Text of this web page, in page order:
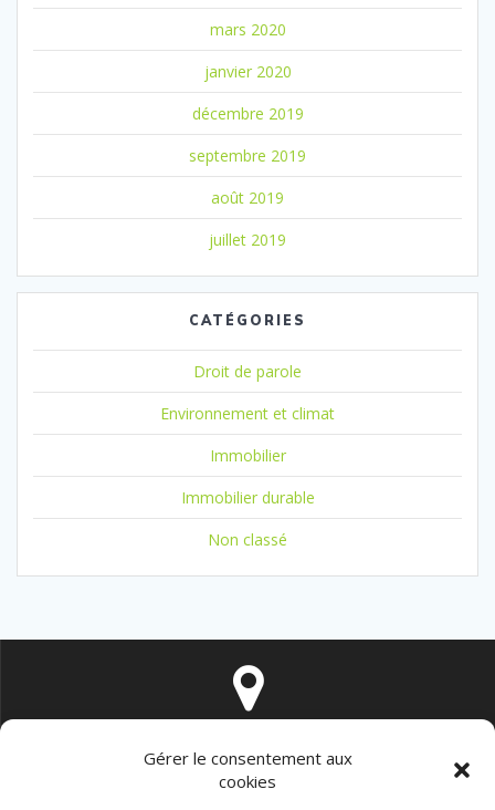
Gérer le consentement aux
cookies
mars 2020
janvier 2020
décembre 2019
septembre 2019
août 2019
juillet 2019
CATÉGORIES
Droit de parole
Environnement et climat
Immobilier
Immobilier durable
Non classé
16 rue de Vintimille 75009 PARIS